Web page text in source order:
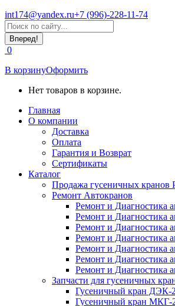
int174@yandex.ru+7 (996)-228-11-74
Страница
WhatsApp
открывается
в
новом
окне
Поиск:
0
В корзинуОформить
Нет товаров в корзине.
Главная
О компании
Доставка
Оплата
Гарантия и Возврат
Сертификаты
Каталог
Продажа гусеничных
Ремонт Автокранов
Ремонт и Диагностика
Ремонт и Диагностика
Ремонт и Диагностика
Ремонт и Диагностика
Ремонт и Диагностика
Ремонт и Диагностика
Ремонт и Диагностика
Запчасти для гусеничных
Гусеничный кран ДЭК-
Гусеничный кран МКГ-